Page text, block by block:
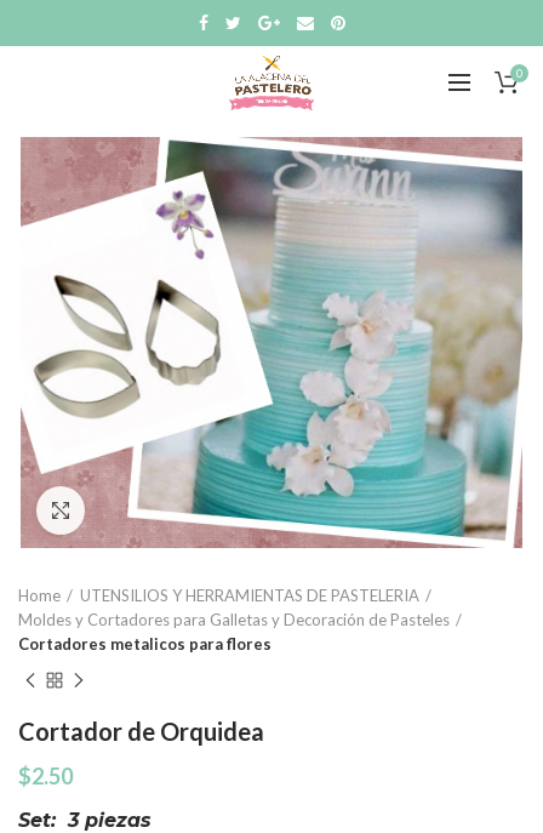
0
Click to enlarge
Home
UTENSILIOS Y HERRAMIENTAS DE PASTELERIA
Moldes y Cortadores para Galletas y Decoración de Pasteles
Cortadores metalicos para flores
Cortador de Orquidea
$2.50
Set: 3 piezas